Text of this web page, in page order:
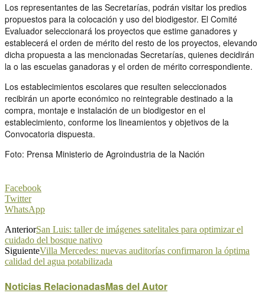
Los representantes de las Secretarías, podrán visitar los predios
propuestos para la colocación y uso del biodigestor. El Comité
Evaluador seleccionará los proyectos que estime ganadores y
establecerá el orden de mérito del resto de los proyectos, elevando
dicha propuesta a las mencionadas Secretarías, quienes decidirán
la o las escuelas ganadoras y el orden de mérito correspondiente.
Los establecimientos escolares que resulten seleccionados
recibirán un aporte económico no reintegrable destinado a la
compra, montaje e instalación de un biodigestor en el
establecimiento, conforme los lineamientos y objetivos de la
Convocatoria dispuesta.
Foto: Prensa Ministerio de Agroindustria de la Nación
Facebook
Twitter
WhatsApp
AnteriorSan Luis: taller de imágenes satelitales para optimizar el
cuidado del bosque nativo
SiguienteVilla Mercedes: nuevas auditorías confirmaron la óptima
calidad del agua potabilizada
Noticias RelacionadasMas del Autor